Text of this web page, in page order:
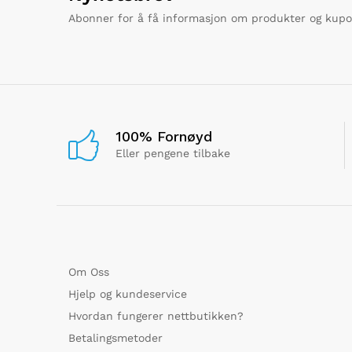
Abonner for å få informasjon om produkter og
100% Fornøyd
Eller pengene tilbake
Om Oss
Hjelp og kundeservice
Hvordan fungerer nettbutikken?
Betalingsmetoder